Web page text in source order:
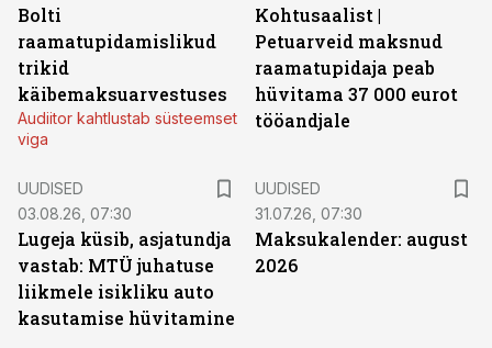
Bolti
raamatupidamislikud
trikid
käibemaksuarvestuses
Audiitor kahtlustab süsteemset
viga
Kohtusaalist |
Petuarveid maksnud
raamatupidaja peab
hüvitama 37 000 eurot
tööandjale
UUDISED
03.08.26, 07:30
Lugeja küsib, asjatundja
vastab: MTÜ juhatuse
liikmele isikliku auto
kasutamise hüvitamine
UUDISED
31.07.26, 07:30
Maksukalender: august
2026